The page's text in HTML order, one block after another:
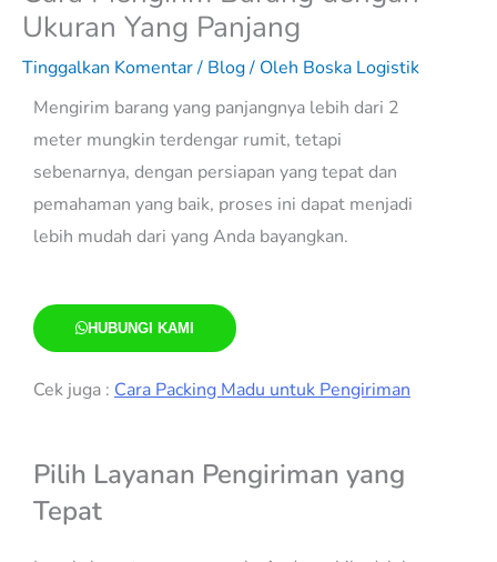
Ukuran Yang Panjang
Tinggalkan Komentar/ Blog/ Oleh Boska Logistik
Mengirim barang yang panjangnya lebih dari 2
meter mungkin terdengar rumit, tetapi
sebenarnya, dengan persiapan yang tepat dan
pemahaman yang baik, proses ini dapat menjadi
lebih mudah dari yang Anda bayangkan.
HUBUNGI KAMI
Cek juga : Cara Packing Madu untuk Pengiriman
Pilih Layanan Pengiriman yang
Tepat